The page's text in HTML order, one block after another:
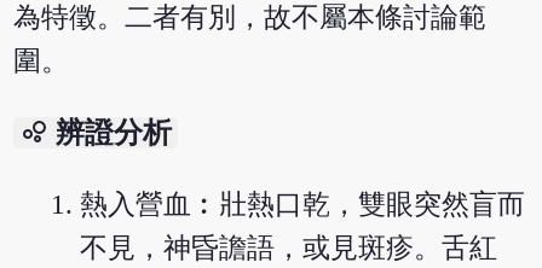
為特徵。二者有別，故不屬本條討論範
圍。
bubble_chart 辨證分析
熱入營血︰壯熱口乾，雙眼突然盲而
不見，神昏譫語，或見斑疹。舌紅